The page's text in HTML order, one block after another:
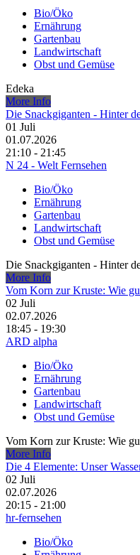
Bio/Öko
Ernährung
Gartenbau
Landwirtschaft
Obst und Gemüse
Edeka
More Info
Die Snackgiganten - Hinter
01 Juli
01.07.2026
21:10 - 21:45
N 24 - Welt Fernsehen
Bio/Öko
Ernährung
Gartenbau
Landwirtschaft
Obst und Gemüse
Die Snackgiganten - Hinter
More Info
Vom Korn zur Kruste: Wie
02 Juli
02.07.2026
18:45 - 19:30
ARD alpha
Bio/Öko
Ernährung
Gartenbau
Landwirtschaft
Obst und Gemüse
Vom Korn zur Kruste: Wie
More Info
Die 4 Elemente: Unser
02 Juli
02.07.2026
20:15 - 21:00
hr-fernsehen
Bio/Öko